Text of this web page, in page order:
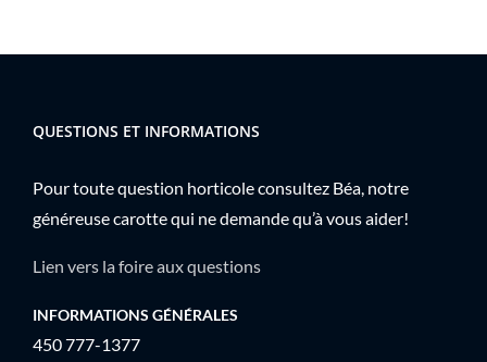
QUESTIONS ET INFORMATIONS
Pour toute question horticole consultez Béa, notre
généreuse carotte qui ne demande qu’à vous aider!
Lien vers la foire aux questions
INFORMATIONS GÉNÉRALES
450 777-1377